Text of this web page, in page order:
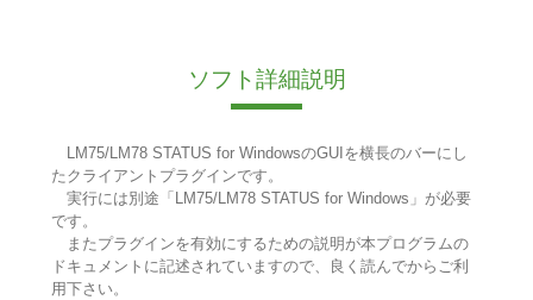
ソフト詳細説明
LM75/LM78 STATUS for WindowsのGUIを横長のバーにし
たクライアントプラグインです。
実行には別途「LM75/LM78 STATUS for Windows」が必要
です。
またプラグインを有効にするための説明が本プログラムの
ドキュメントに記述されていますので、良く読んでからご利
用下さい。